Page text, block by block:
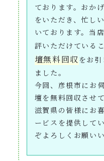
ております。おか
をいただき、忙し
いております。当
評いただけている
壇無料回収 をお
ました。
今回、彦根市にお
壇を無料回収させ
滋賀県の皆様にお
ービスを提供して
ぞよろしくお願い